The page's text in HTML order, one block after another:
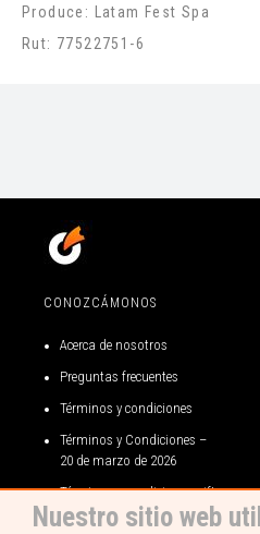
Produce: Latam Fest Spa
Rut: 77522751-6
Nuestro sitio web
CONOZCÁMONOS
Acerca de nosotros
Preguntas frecuentes
Términos y condiciones
Términos y Condiciones –
20 de marzo de 2026
Términos y condiciones gift
card